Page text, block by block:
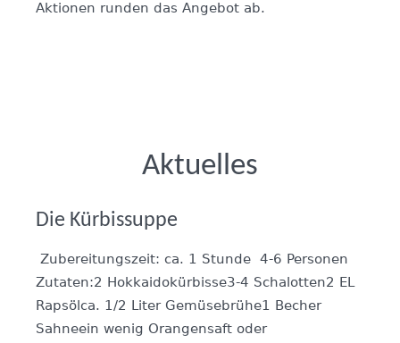
Aktionen runden das Angebot ab.
Aktuelles
Die Kürbissuppe
Zubereitungszeit: ca. 1 Stunde 4-6 Personen
Zutaten:2 Hokkaidokürbisse3-4 Schalotten2 EL
Rapsölca. 1/2 Liter Gemüsebrühe1 Becher
Sahneein wenig Orangensaft oder